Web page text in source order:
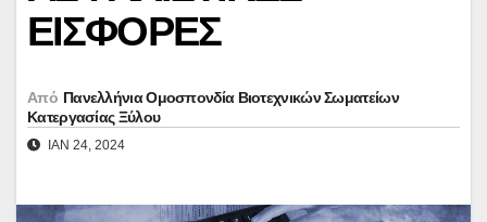
ΕΙΣΦΟΡΕΣ
Από Πανελλήνια Ομοσπονδία Βιοτεχνικών Σωματείων
Κατεργασίας Ξύλου
ΙΑΝ 24, 2024